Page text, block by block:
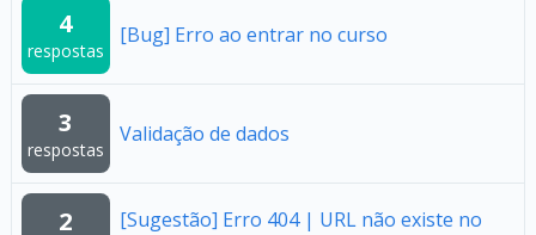
4
respostas
[Bug] Erro ao entrar no curso
3
respostas
Validação de dados
2
[Sugestão] Erro 404 | URL não existe no